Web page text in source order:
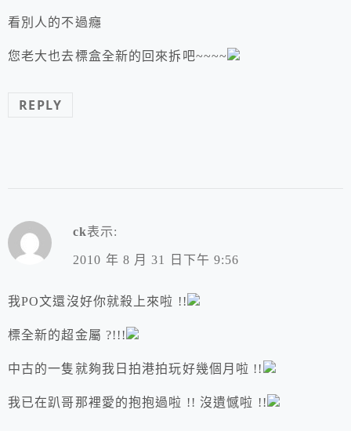
看別人的不過癮
您老大也去標盒全新的回來拆吧~~~~
REPLY
ck表示:
2010 年 8 月 31 日下午 9:56
我PO文還沒好你就殺上來啦 !!
標全新的超金屬 ?!!!
中古的一隻就夠我日拍港拍玩好幾個月啦 !!
我已在趴哥那裡愛的抱抱過啦 !! 沒遺憾啦 !!